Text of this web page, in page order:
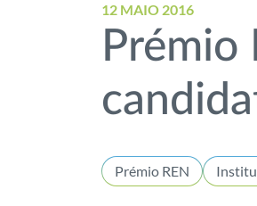
12 MAIO 2016
Prémio
Prémio REN